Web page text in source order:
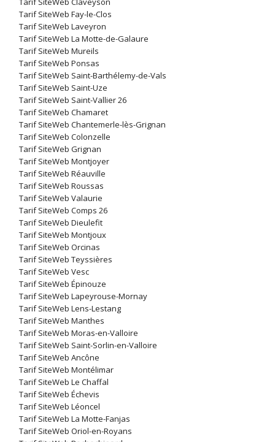
Tarif SiteWeb Fay-le-Clos
Tarif SiteWeb Laveyron
Tarif SiteWeb La Motte-de-Galaure
Tarif SiteWeb Mureils
Tarif SiteWeb Ponsas
Tarif SiteWeb Saint-Barthélemy-de-Vals
Tarif SiteWeb Saint-Uze
Tarif SiteWeb Saint-Vallier 26
Tarif SiteWeb Chamaret
Tarif SiteWeb Chantemerle-lès-Grignan
Tarif SiteWeb Colonzelle
Tarif SiteWeb Grignan
Tarif SiteWeb Montjoyer
Tarif SiteWeb Réauville
Tarif SiteWeb Roussas
Tarif SiteWeb Valaurie
Tarif SiteWeb Comps 26
Tarif SiteWeb Dieulefit
Tarif SiteWeb Montjoux
Tarif SiteWeb Orcinas
Tarif SiteWeb Teyssières
Tarif SiteWeb Vesc
Tarif SiteWeb Épinouze
Tarif SiteWeb Lapeyrouse-Mornay
Tarif SiteWeb Lens-Lestang
Tarif SiteWeb Manthes
Tarif SiteWeb Moras-en-Valloire
Tarif SiteWeb Saint-Sorlin-en-Valloire
Tarif SiteWeb Ancône
Tarif SiteWeb Montélimar
Tarif SiteWeb Le Chaffal
Tarif SiteWeb Échevis
Tarif SiteWeb Léoncel
Tarif SiteWeb La Motte-Fanjas
Tarif SiteWeb Oriol-en-Royans